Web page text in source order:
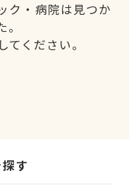
ク・病院は見つか
ください。
す